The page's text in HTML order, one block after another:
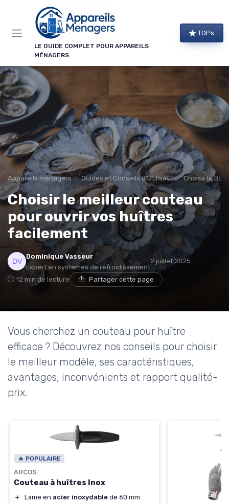
LE GUIDE COMPLET POUR APPAREILS
MÉNAGERS
TOPs
Appareils ménagers Guides et Conseils d'Utilisation Choisir le Bon
Choisir le meilleur couteau
pour ouvrir vos huîtres
facilement
Dominique Vasseur
Expert en systèmes de refroidissement
2 juillet 2025
12 min de lecture Partager cette page
Vous cherchez un couteau pour huître
efficace ? Découvrez nos conseils pour choisir
le meilleur modèle, ses caractéristiques,
avantages, inconvénients et rapport qualité-
prix.
🔥 POPULAIRE
ARCOS
Couteau à huîtres Inox
＋ Lame en acier inoxydable de 60 mm
→ Je m'abonne
* En m'inscrivant, j'accepte de recevoir la newsletter
d'Appareils Ménagers et les offres de ses partenaires.
Panneau de gestion des cookies